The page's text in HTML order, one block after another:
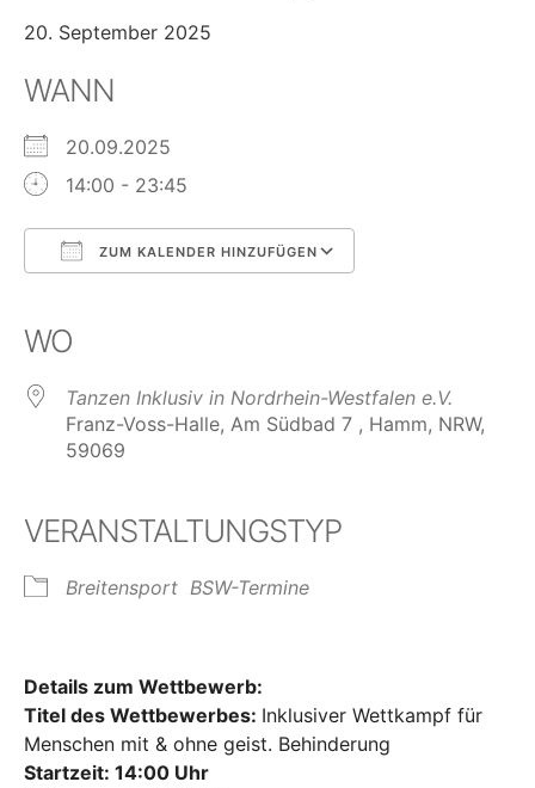
20. September 2025
WANN
20.09.2025
14:00 - 23:45
ZUM KALENDER HINZUFÜGEN
WO
Tanzen Inklusiv in Nordrhein-Westfalen e.V.
Franz-Voss-Halle, Am Südbad 7 , Hamm, NRW,
59069
VERANSTALTUNGSTYP
Breitensport BSW-Termine
Details zum Wettbewerb:
Titel des Wettbewerbes: Inklusiver Wettkampf für
Menschen mit & ohne geist. Behinderung
Startzeit: 14:00 Uhr